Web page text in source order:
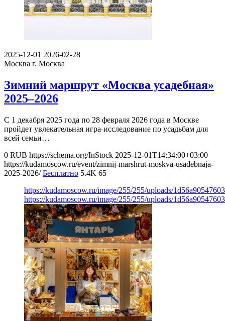
2025-12-01 2026-02-28
Москва г. Москва
Зимний маршрут «Москва усадебная»
2025–2026
С 1 декабря 2025 года по 28 февраля 2026 года в Москве
пройдет увлекательная игра-исследование по усадьбам для
всей семьи…
0 RUB https://schema.org/InStock 2025-12-01T14:34:00+03:00
https://kudamoscow.ru/event/zimnij-marshrut-moskva-usadebnaja-
2025-2026/ Бесплатно 5.4K 65
https://kudamoscow.ru/image/255/255/uploads/
https://kudamoscow.ru/image/255/255/uploads/